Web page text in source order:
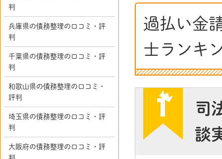
過払い金
士ランキ
司
談
判
兵庫県の債務整理の口コミ・評
判
千葉県の債務整理の口コミ・評
判
和歌山県の債務整理の口コミ・
評判
埼玉県の債務整理の口コミ・評
判
大阪府の債務整理の口コミ・評
判